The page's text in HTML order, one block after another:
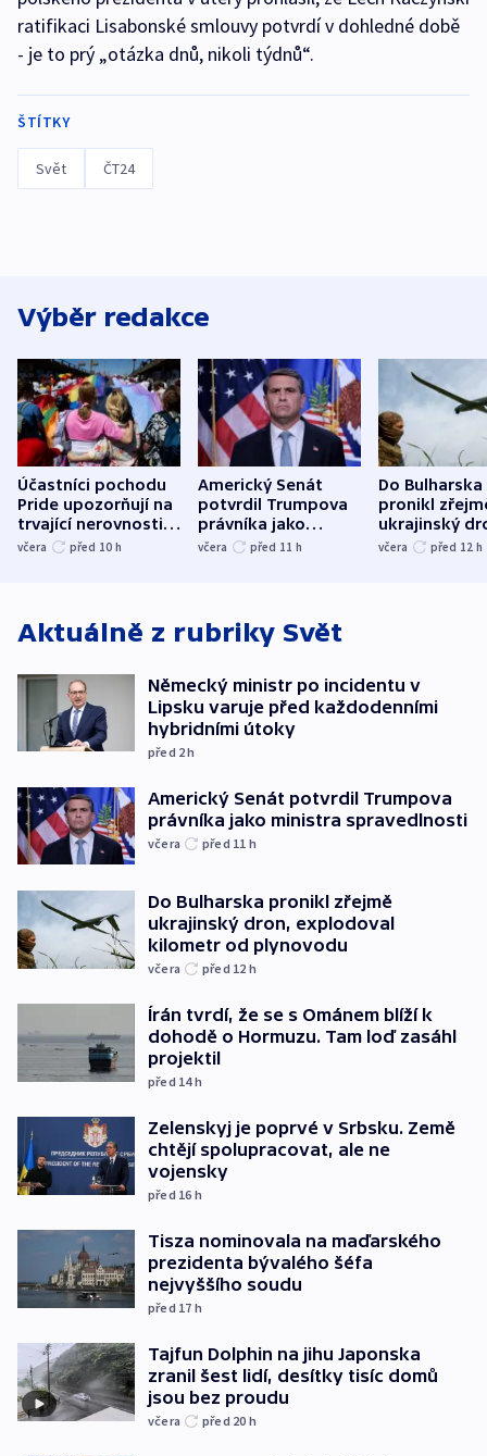
ratifikaci Lisabonské smlouvy potvrdí v dohledné době
- je to prý „otázka dnů, nikoli týdnů“.
ŠTÍTKY
Svět ČT24
Výběr redakce
Účastníci pochodu
Pride upozorňují na
trvající nerovnosti i
společenskou
včera před 10 h
Americký Senát
potvrdil Trumpova
právníka jako
ministra
včera před 11 h
Do Bulharska
pronikl
ukrajinský
explodoval
včera před 12 h
Aktuálně z rubriky Svět
Německý ministr po incidentu v
Lipsku varuje před každodenními
hybridními útoky
před 2h
Americký Senát potvrdil Trumpova
právníka jako ministra spravedlnosti
včera před 11 h
Do Bulharska pronikl zřejmě
ukrajinský dron, explodoval
kilometr od plynovodu
včera před 12 h
Írán tvrdí, že se s Ománem blíží k
dohodě o Hormuzu. Tam loď zasáhl
projektil
před 14h
Zelenskyj je poprvé v Srbsku. Země
chtějí spolupracovat, ale ne
vojensky
před 16 h
Tisza nominovala na maďarského
prezidenta bývalého šéfa
nejvyššího soudu
před 17 h
Tajfun Dolphin na jihu Japonska
zranil šest lidí, desítky tisíc domů
jsou bez proudu
včera před 20 h